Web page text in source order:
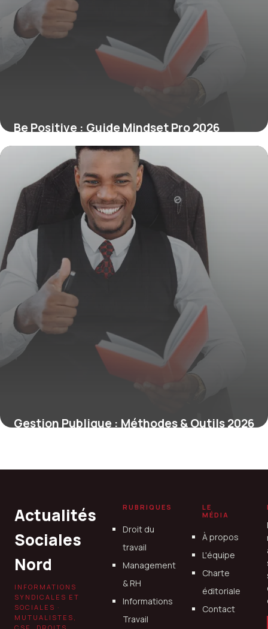
Be Positive : Guide Mindset Pro 2026
1 juillet 2026
Gestion Publique : Méthodes & Outils 2026
Actualités
Sociales
Nord
INFORMATIONS
SYNDICALES ET
SOCIALES ·
MUTUALISTES,
RUBRIQUES
Droit du
travail
Management
& RH
Informations
Travail
LE
MÉDIA
À propos
L'équipe
Charte
éditoriale
Contact